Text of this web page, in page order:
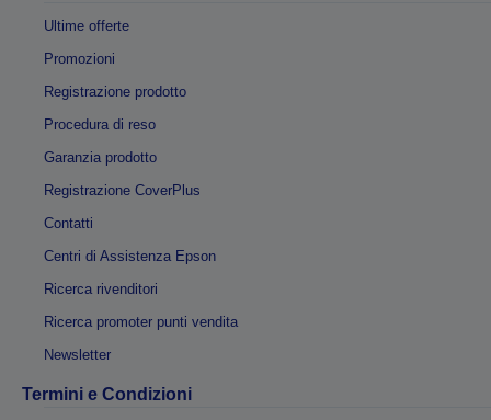
Ultime offerte
Promozioni
Registrazione prodotto
Procedura di reso
Garanzia prodotto
Registrazione CoverPlus
Contatti
Centri di Assistenza Epson
Ricerca rivenditori
Ricerca promoter punti vendita
Newsletter
Termini e Condizioni